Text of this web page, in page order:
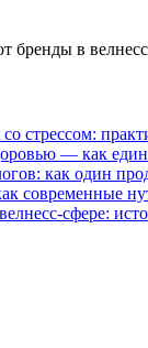
бренды в
стрессом:
— как
как один
современные
сфере: